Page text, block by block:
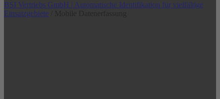
BSI Vertriebs GmbH | Automatische Identifikation für vielfältige
Einsatzgebiete